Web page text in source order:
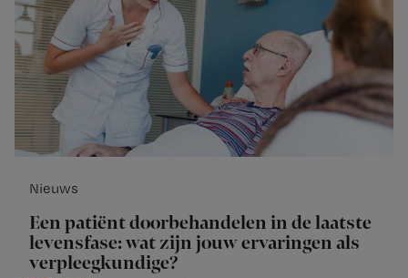
Nieuws
Een patiënt doorbehandelen in de laatste
levensfase: wat zijn jouw ervaringen als
verpleegkundige?